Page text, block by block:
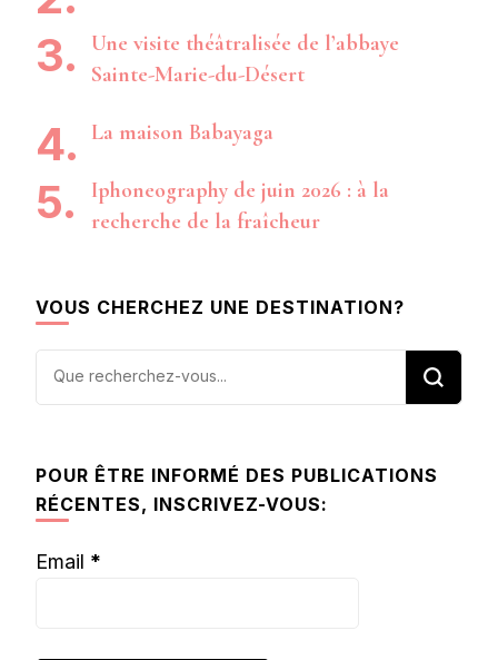
Une visite théâtralisée de l’abbaye
Sainte-Marie-du-Désert
La maison Babayaga
Iphoneography de juin 2026 : à la
recherche de la fraîcheur
VOUS CHERCHEZ UNE DESTINATION?
Vous
POUR ÊTRE INFORMÉ DES PUBLICATIONS
RÉCENTES, INSCRIVEZ-VOUS:
Email *